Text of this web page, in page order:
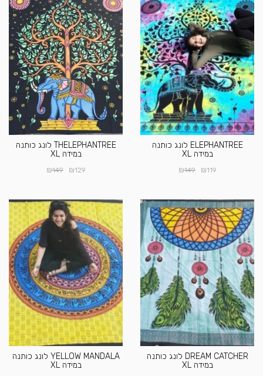
ELEPHANTREE לונג כותנה
במידה XL
₪119
₪149
THELEPHANTREE לונג כותנה
במידה XL
₪129
₪149
DREAM CATCHER לונג כותנה
במידה XL
YELLOW MANDALA לונג כותנה
במידה XL